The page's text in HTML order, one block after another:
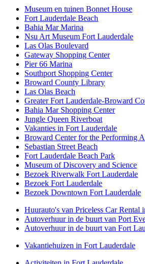
Museum en tuinen Bonnet House
Fort Lauderdale Beach
Bahia Mar Marina
Nsu Art Museum Fort Lauderdale
Las Olas Boulevard
Gateway Shopping Center
Pier 66 Marina
Southport Shopping Center
Broward County Library
Las Olas Beach
Greater Fort Lauderdale-Broward
Bahia Mar Shopping Center
Jungle Queen Riverboat
Vakanties in Fort Lauderdale
Broward Center for the Performing
Sebastian Street Beach
Fort Lauderdale Beach Park
Museum of Discovery and Science
Bezoek Riverwalk Fort Lauderdale
Bezoek Fort Lauderdale
Bezoek Downtown Fort Lauderdale
Huurauto's van Priceless Car Rental
Autoverhuur in de buurt van Port
Autoverhuur in de buurt van Fort
Vakantiehuizen in Fort Lauderdale